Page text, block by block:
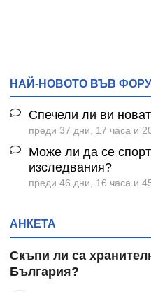
НАЙ-НОВОТО ВЪВ
Спечели ли ви
преди 37 дни, 17 часа и
Може ли да се
изследвания?
преди 46 дни, 16 часа и
АНКЕТА
Скъпи ли са
България?